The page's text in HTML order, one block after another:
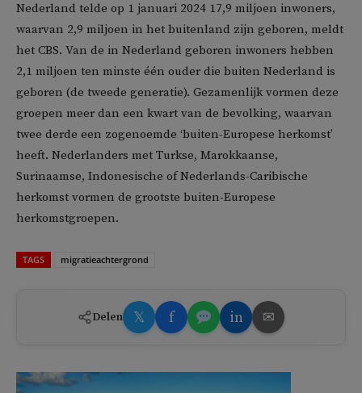
Nederland telde op 1 januari 2024 17,9 miljoen inwoners,
waarvan 2,9 miljoen in het buitenland zijn geboren, meldt
het CBS. Van de in Nederland geboren inwoners hebben
2,1 miljoen ten minste één ouder die buiten Nederland is
geboren (de tweede generatie). Gezamenlijk vormen deze
groepen meer dan een kwart van de bevolking, waarvan
twee derde een zogenoemde ‘buiten-Europese herkomst’
heeft. Nederlanders met Turkse, Marokkaanse,
Surinaamse, Indonesische of Nederlands-Caribische
herkomst vormen de grootste buiten-Europese
herkomstgroepen.
TAGS migratieachtergrond
Delen 𝕏 f in ✉